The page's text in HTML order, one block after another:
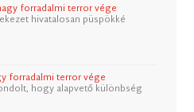
forradalmi terror vége
hivatalosan püspökké
forradalmi terror vége
hogy alapvető különbség